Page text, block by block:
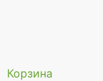
Корзина